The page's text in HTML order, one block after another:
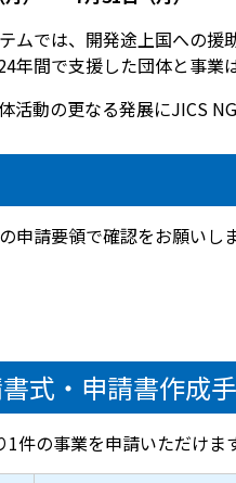
ムでは、開発途上国への
年間で支援した団体と事業
活動の更なる発展にJICS
請要領で確認をお願いしま
式・申請書作成
件の事業を申請いただけます